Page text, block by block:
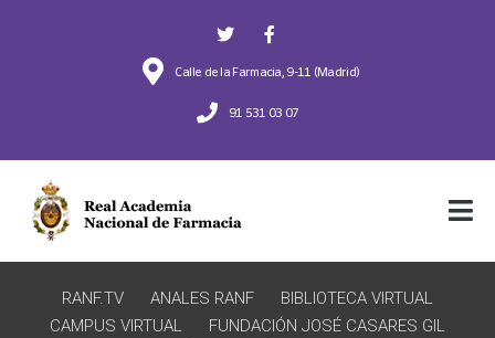
Calle de la Farmacia, 9-11 (Madrid)
91 531 03 07
RANF.TV ANALES RANF
BIBLIOTECA VIRTUAL
CAMPUS VIRTUAL
FUNDACIÓN JOSÉ CASARES GIL